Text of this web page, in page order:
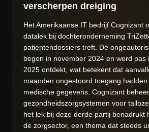
verscherpen dreiging
Het Amerikaanse IT bedrijf Cognizant
datalek bij dochteronderneming
patientendossiers treft. De
begon in november 2024 en werd pas
2025 ontdekt, wat betekent dat
maanden ongestoord toegang
medische gegevens. Cognizant
gezondheidszorgsystemen voor
het lek bij deze derde partij benadrukt
de zorgsector, een thema dat steeds